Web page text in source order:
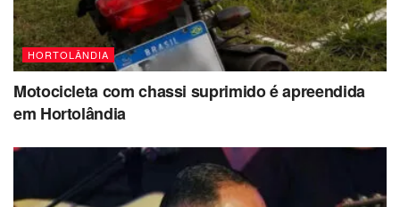
HORTOLÂNDIA
Motocicleta com chassi suprimido é apreendida
em Hortolândia